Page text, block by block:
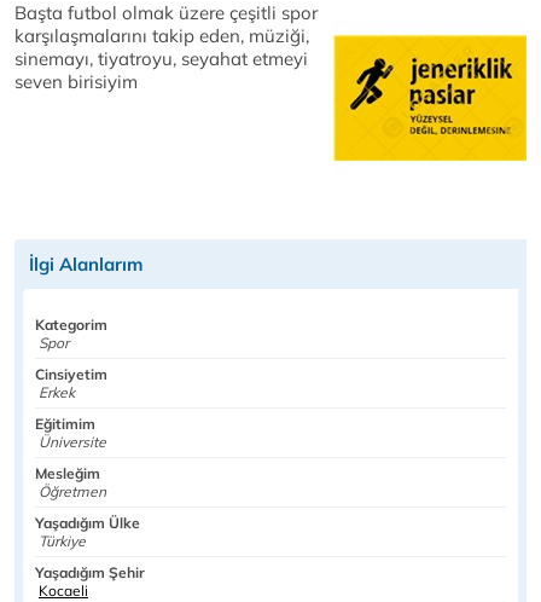
Başta futbol olmak üzere çeşitli spor
karşılaşmalarını takip eden, müziği,
sinemayı, tiyatroyu, seyahat etmeyi
seven birisiyim
İlgi Alanlarım
Kategorim
Spor
Cinsiyetim
Erkek
Eğitimim
Üniversite
Mesleğim
Öğretmen
Yaşadığım Ülke
Türkiye
Yaşadığım Şehir
Kocaeli